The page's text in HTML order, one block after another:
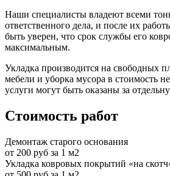
Наши специалисты владеют всеми
ответственного дела, и после их
быть уверен, что срок службы его
максимальным.
Укладка производится на свободных
мебели и уборка мусора в стоимость
услуги могут быть оказаны за
Стоимость работ
Демонтаж старого основания
от 200 руб за 1 м2
Укладка ковровых покрытий «на